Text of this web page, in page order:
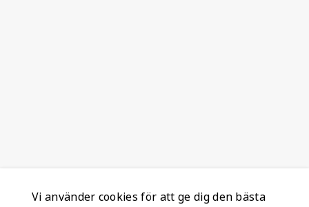
Vi använder cookies för att ge dig den bästa